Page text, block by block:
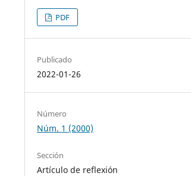
PDF
Publicado
2022-01-26
Número
Núm. 1 (2000)
Sección
Artículo de reflexión